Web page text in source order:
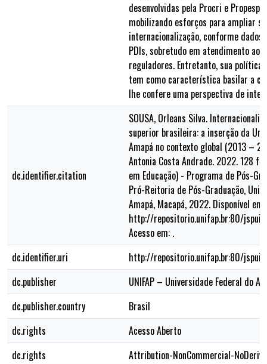
desenvolvidas pela Procri e
mobilizando esforços para ampliar
internacionalização, conforme
PDIs, sobretudo em atendimento
reguladores. Entretanto, sua política
tem como característica basilar a
lhe confere uma perspectiva de
dc.identifier.citation
SOUSA, Orleans Silva.
superior brasileira: a inserção da
Amapá no contexto global (2013 –
Antonia Costa Andrade. 2022. 128 f.
em Educação) - Programa de Pós-
Pró-Reitoria de Pós-Graduação,
Amapá, Macapá, 2022. Disponível em:
http://repositorio.unifap.br:80/jspui/
Acesso em: .
dc.identifier.uri
http://repositorio.unifap.br:80/jspui/
dc.publisher
UNIFAP – Universidade Federal do
dc.publisher.country
Brasil
dc.rights
Acesso Aberto
dc.rights
Attribution-NonCommercial-